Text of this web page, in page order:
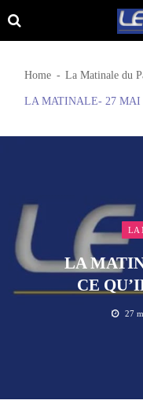
Skip
to
Skip
to
Home La Matinale du
LA MATINALE- 27 MAI
LA
LA
CE
27